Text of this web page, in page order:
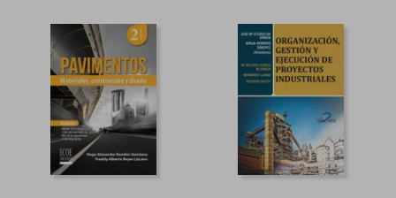
45%
dcto. $ 45.52
45%
dcto.